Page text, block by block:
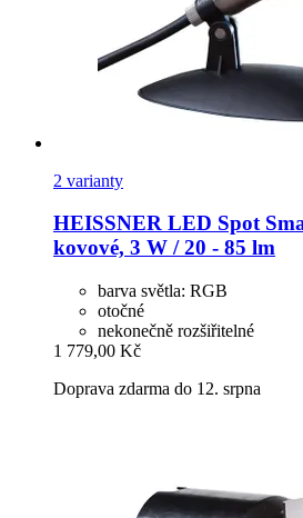
2 varianty
HEISSNER LED Spot
kovové, 3 W / 20 -​ 85 lm
barva světla: RGB
otočné
nekonečně rozšiřitelné
1 779,00 Kč
Doprava zdarma do 12. srpna